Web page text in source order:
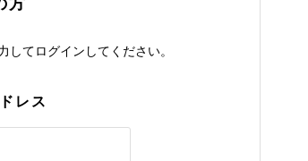
してログインしてください。
レス